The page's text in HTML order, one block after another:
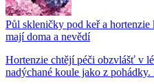
Půl skleničky pod keř a
mají doma a nevědí
Hortenzie chtějí péči obzvlášť v
nadýchané koule jako z pohádky.